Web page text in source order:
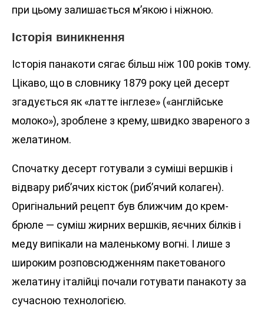
при цьому залишається м’якою і ніжною.
Історія виникнення
Історія панакоти сягає більш ніж 100 років тому.
Цікаво, що в словнику 1879 року цей десерт
згадується як «латте інглезе» («англійське
молоко»), зроблене з крему, швидко звареного з
желатином.
Спочатку десерт готували з суміші вершків і
відвару риб’ячих кісток (риб’ячий колаген).
Оригінальний рецепт був ближчим до крем-
брюле — суміш жирних вершків, яєчних білків і
меду випікали на маленькому вогні. І лише з
широким розповсюдженням пакетованого
желатину італійці почали готувати панакоту за
сучасною технологією.